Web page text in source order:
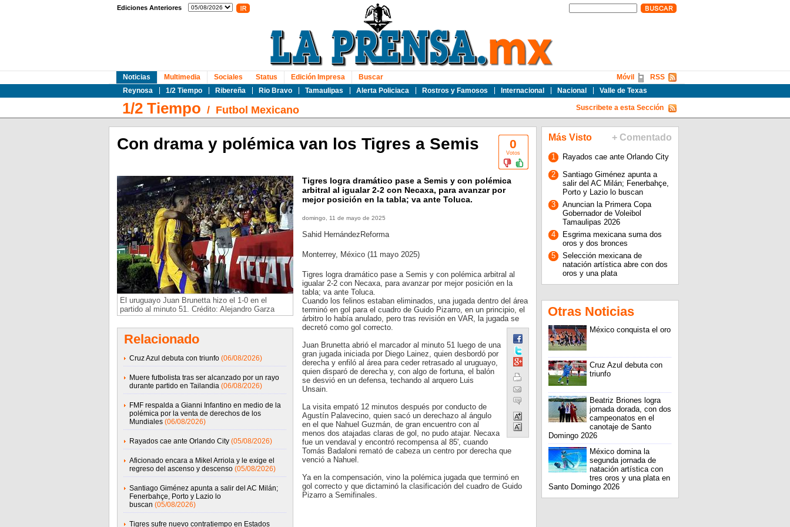
Ediciones Anteriores
Noticias
Reynosa
1/2 Tiempo Ribereña Rio Bravo Tamaulipas Alerta Policiaca Rostros y Famosos Internacional Nacional Valle de Texas
Multimedia Sociales Status Edición Impresa Buscar RSS
Móvil
1/2 Tiempo / Futbol Mexicano Suscribete a esta Sección
0
Votos
Con drama y polémica van los Tigres a Semis
El uruguayo Juan Brunetta hizo el 1-0 en el
partido al minuto 51. Crédito: Alejandro Garza
Relacionado
Cruz Azul debuta con triunfo (06/08/2026)
Muere futbolista tras ser alcanzado por un rayo
durante partido en Tailandia (06/08/2026)
FMF respalda a Gianni Infantino en medio de la
polémica por la venta de derechos de los
Mundiales (06/08/2026)
Rayados cae ante Orlando City (05/08/2026)
Aficionado encara a Mikel Arriola y le exige el
regreso del ascenso y descenso (05/08/2026)
Santiago Giménez apunta a salir del AC Milán;
Fenerbahçe, Porto y Lazio lo
buscan (05/08/2026)
Tigres sufre nuevo contratiempo en Estados
Tigres logra dramático pase a Semis y con polémica
arbitral al igualar 2-2 con Necaxa, para avanzar por
mejor posición en la tabla; va ante Toluca.
domingo, 11 de mayo de 2025
Sahid HernándezReforma
Monterrey, México (11 mayo 2025)
Tigres logra dramático pase a Semis y con polémica arbitral al
igualar 2-2 con Necaxa, para avanzar por mejor posición en la
tabla; va ante Toluca.
Cuando los felinos estaban eliminados, una jugada dentro del área
terminó en gol para el cuadro de Guido Pizarro, en un principio, el
árbitro lo había anulado, pero tras revisión en VAR, la jugada se
decretó como gol correcto.
Juan Brunetta abrió el marcador al minuto 51 luego de una
gran jugada iniciada por Diego Lainez, quien desbordó por
derecha y enfiló al área para ceder retrasado al uruguayo,
quien disparó de derecha y, con algo de fortuna, el balón
se desvió en un defensa, techando al arquero Luis
Unsain.
La visita empató 12 minutos después por conducto de
Agustín Palavecino, quien sacó un derechazo al ángulo
en el que Nahuel Guzmán, de gran encuentro con al
menos dos atajadas claras de gol, no pudo atajar. Necaxa
fue un vendaval y encontró recompensa al 85', cuando
Tomás Badaloni remató de cabeza un centro por derecha que
venció a Nahuel.
Ya en la compensación, vino la polémica jugada que terminó en
gol correcto y que dictaminó la clasificación del cuadro de Guido
Pizarro a Semifinales.
Más Visto + Comentado
1
Rayados cae ante Orlando City
2
Santiago Giménez apunta a
salir del AC Milán; Fenerbahçe,
Porto y Lazio lo buscan
3
Anuncian la Primera Copa
Gobernador de Voleibol
Tamaulipas 2026
4
Esgrima mexicana suma dos
oros y dos bronces
5
Selección mexicana de
natación artística abre con dos
oros y una plata
Otras Noticias
México conquista el oro
Cruz Azul debuta con
triunfo
Beatriz Briones logra
jornada dorada, con dos
campeonatos en el
canotaje de Santo
Domingo 2026
México domina la
segunda jornada de
natación artística con
tres oros y una plata en
Santo Domingo 2026